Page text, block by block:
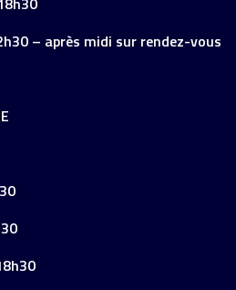
– après midi sur rendez-vous